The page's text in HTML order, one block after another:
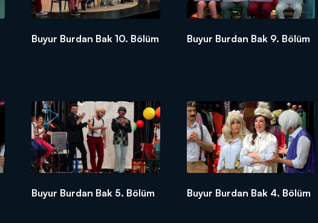
Buyur Burdan Bak 10. Bölüm Buyur Burdan Bak 9. Bölüm
Buyur Burdan Bak 5. Bölüm Buyur Burdan Bak 4. Bölüm